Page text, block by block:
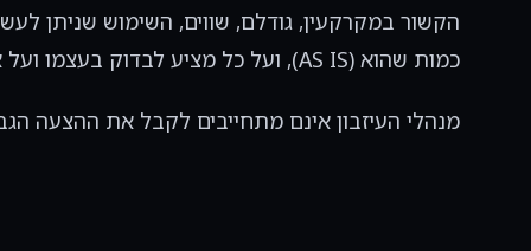
הקשור במקרקעין, גודלם, שווים, השימוש שניתן
כמות שהוא (AS IS), ועל כל מציע לבדוק בעצמו ועל אחריותו את כל הנתונים הרלוונטיים.
מנהלי העיזבון אינם מתחייבים לקבל את ההצעה